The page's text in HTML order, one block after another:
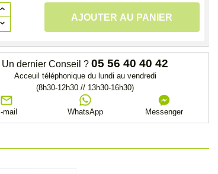
AJOUTER AU PANIER
Un dernier Conseil ? 05 56 40 40 42
Acceuil téléphonique du lundi au vendredi
(8h30-12h30 // 13h30-16h30)
mail WhatsApp Messenger